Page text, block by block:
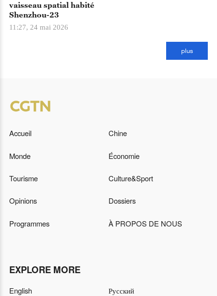
vaisseau spatial habité
Shenzhou-23
11:27, 24 mai 2026
plus
Accueil Chine
Monde Économie
Tourisme Culture&Sport
Opinions Dossiers
Programmes À PROPOS DE NOUS
EXPLORE MORE
English
Русский